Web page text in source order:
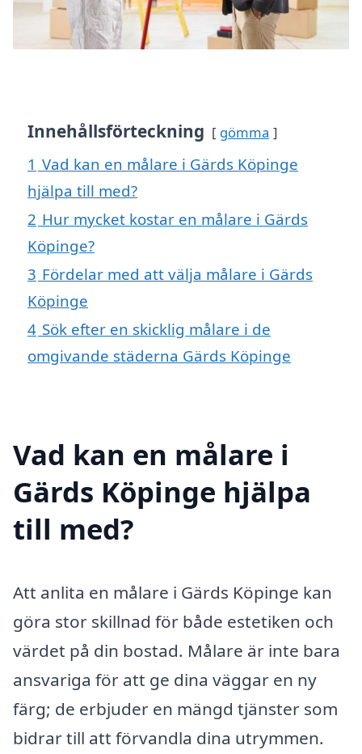
Innehållsförteckning gömma
1 Vad kan en målare i Gärds Köpinge
hjälpa till med?
2 Hur mycket kostar en målare i Gärds
Köpinge?
3 Fördelar med att välja målare i Gärds
Köpinge
4 Sök efter en skicklig målare i de
omgivande städerna Gärds Köpinge
Vad kan en målare i
Gärds Köpinge hjälpa
till med?
Att anlita en målare i Gärds Köpinge kan
göra stor skillnad för både estetiken och
värdet på din bostad. Målare är inte bara
ansvariga för att ge dina väggar en ny
färg; de erbjuder en mängd tjänster som
bidrar till att förvandla dina utrymmen.